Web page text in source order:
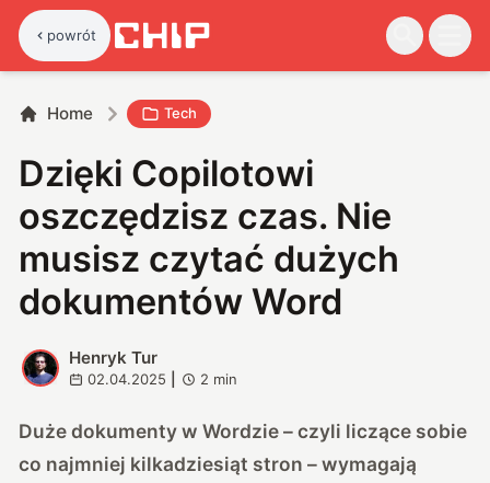
powrót
Home Tech
Dzięki Copilotowi
oszczędzisz czas. Nie
musisz czytać dużych
dokumentów Word
H
Henryk Tur
02.04.2025 2 min
Duże dokumenty w Wordzie – czyli liczące sobie
co najmniej kilkadziesiąt stron – wymagają